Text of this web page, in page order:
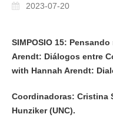
2023-07-20
SIMPOSIO 15:
Arendt: Diálogos entre
with Hannah Arendt:
Coordinadoras: Cristina
Hunziker (UNC).